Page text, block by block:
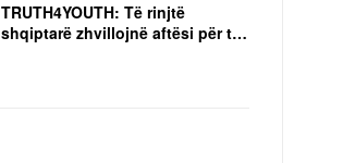
TRUTH4YOUTH: Të rinjtë
shqiptarë zhvillojnë aftësi për të